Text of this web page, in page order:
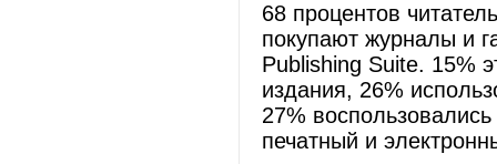
68 процентов
покупают журналы и
Publishing Suite. 15%
издания, 26%
27%
печатный и